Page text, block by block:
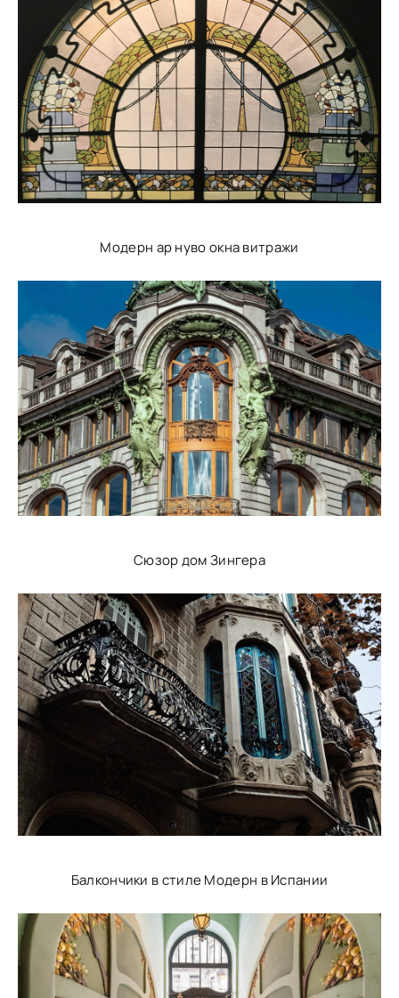
Модерн ар нуво окна витражи
Сюзор дом Зингера
Балкончики в стиле Модерн в Испании